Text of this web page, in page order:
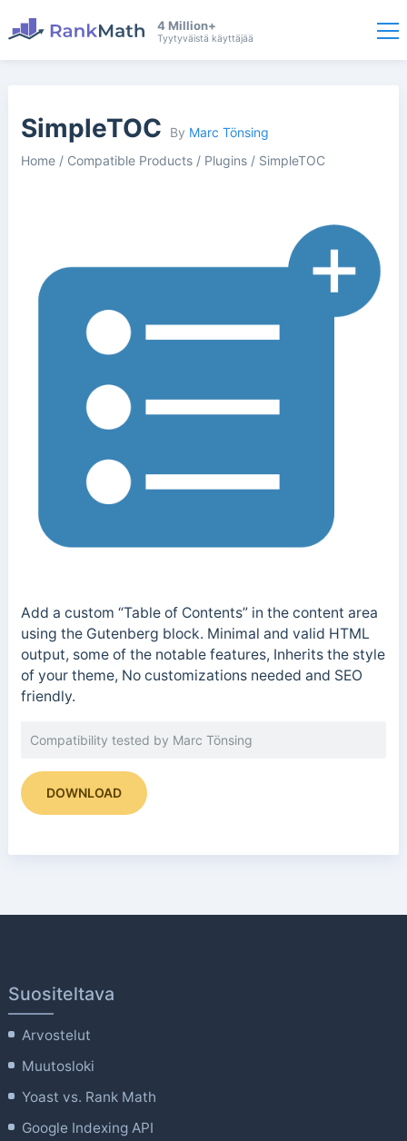
4 Million+
Tyytyväistä käyttäjää
SimpleTOC By Marc Tönsing
Home/ Compatible Products/ Plugins/ SimpleTOC
Add a custom “Table of Contents” in the content area
using the Gutenberg block. Minimal and valid HTML
output, some of the notable features, Inherits the style
of your theme, No customizations needed and SEO
friendly.
Compatibility tested by Marc Tönsing
DOWNLOAD
Suositeltava
Arvostelut
Muutosloki
Yoast vs. Rank Math
Google Indexing API